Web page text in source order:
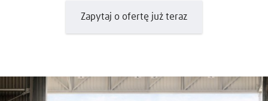
Zapytaj o ofertę już teraz